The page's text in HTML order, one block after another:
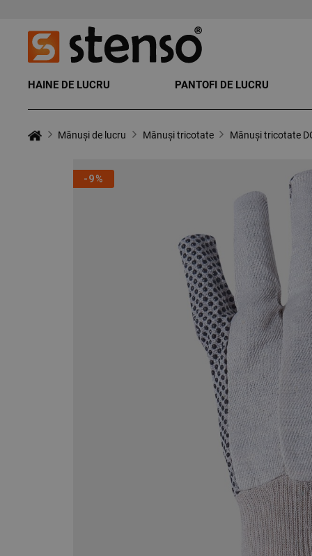
HAINE DE LUCRU PANTOFI DE LUCRU
Mănuși de lucru Mănuși tricotate Mănuși tricotate
-9%